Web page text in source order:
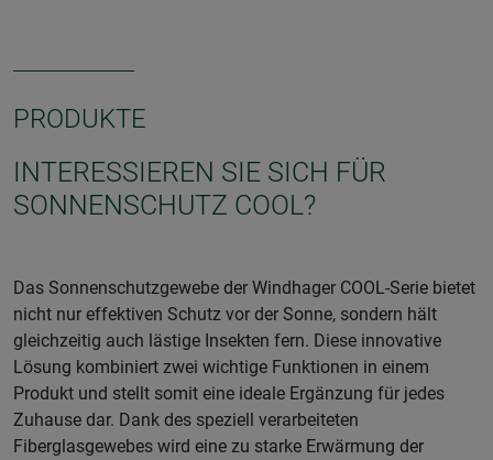
PRODUKTE
INTERESSIEREN SIE SICH FÜR
SONNENSCHUTZ COOL?
Das Sonnenschutzgewebe der Windhager COOL-Serie bietet
nicht nur effektiven Schutz vor der Sonne, sondern hält
gleichzeitig auch lästige Insekten fern. Diese innovative
Lösung kombiniert zwei wichtige Funktionen in einem
Produkt und stellt somit eine ideale Ergänzung für jedes
Zuhause dar. Dank des speziell verarbeiteten
Fiberglasgewebes wird eine zu starke Erwärmung der